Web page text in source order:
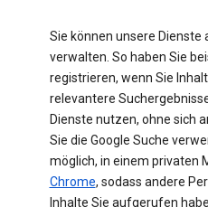
Sie können unsere
verwalten. So haben Sie
registrieren, wenn Sie
relevantere
Dienste nutzen, ohne sich
Sie die Google Suche
möglich, in einem privaten
Chrome, sodass andere
Inhalte Sie aufgerufen